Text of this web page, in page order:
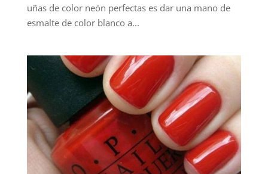
uñas de color neón perfectas es dar una mano de
esmalte de color blanco a...